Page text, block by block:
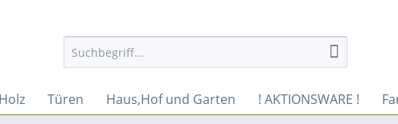
Türen Haus,Hof und Garten ! AKTIONSWARE !